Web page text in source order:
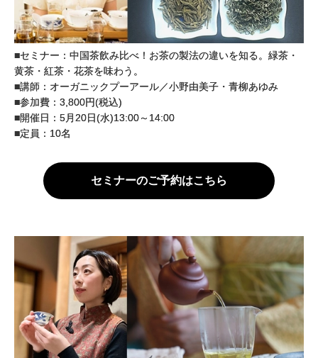
■セミナー：中国茶飲み比べ！お茶の製法の違いを知る。緑茶・
黄茶・紅茶・花茶を味わう。
■講師：オーガニックプーアール／小野由美子・青柳あゆみ
■参加費：3,800円(税込)
■開催日：5月20日(水)13:00～14:00
■定員：10名
セミナーのご予約はこちら